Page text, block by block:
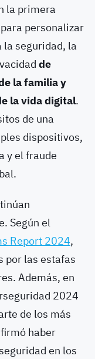
la primera
personalizar
seguridad, la
de
la familia y
la vida digital.
de una
dispositivos,
y el fraude
Según el
Report 2024,
por las estafas
Además, en
2024
de los más
haber
en los